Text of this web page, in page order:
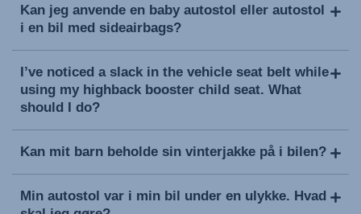
Kan jeg anvende en baby autostol eller autostol
i en bil med sideairbags?
I’ve noticed a slack in the vehicle seat belt while
using my highback booster child seat. What
should I do?
Kan mit barn beholde sin vinterjakke på i bilen?
Min autostol var i min bil under en ulykke. Hvad